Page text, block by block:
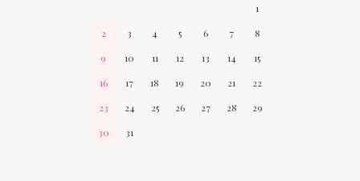
1
2
3 4 5 6 7
8
9
10 11 12 13 14
15
16
17 18 19 20 21
22
23
24 25 26 27 28
29
30
31